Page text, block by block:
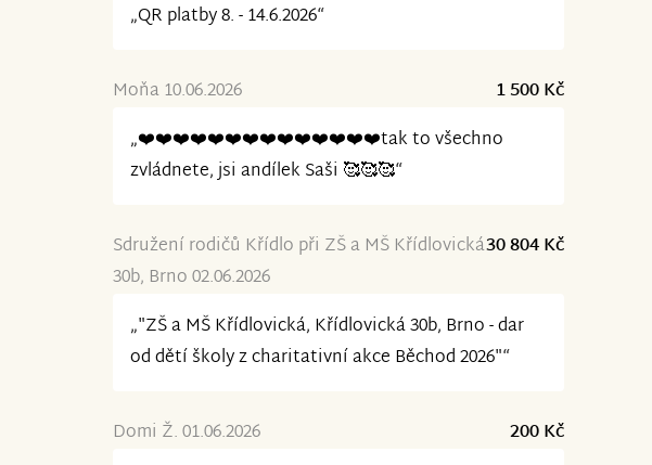
„QR platby 8. - 14.6.2026“
Moňa 10.06.2026
1 500 Kč
„❤️❤️❤️❤️❤️❤️❤️❤️❤️❤️❤️❤️❤️❤️tak to všechno
zvládnete, jsi andílek Saši 🥰🥰🥰“
Sdružení rodičů Křídlo při ZŠ a MŠ Křídlovická
30b, Brno 02.06.2026
30 804 Kč
„"ZŠ a MŠ Křídlovická, Křídlovická 30b, Brno - dar
od dětí školy z charitativní akce Běchod 2026"“
Domi Ž. 01.06.2026
200 Kč